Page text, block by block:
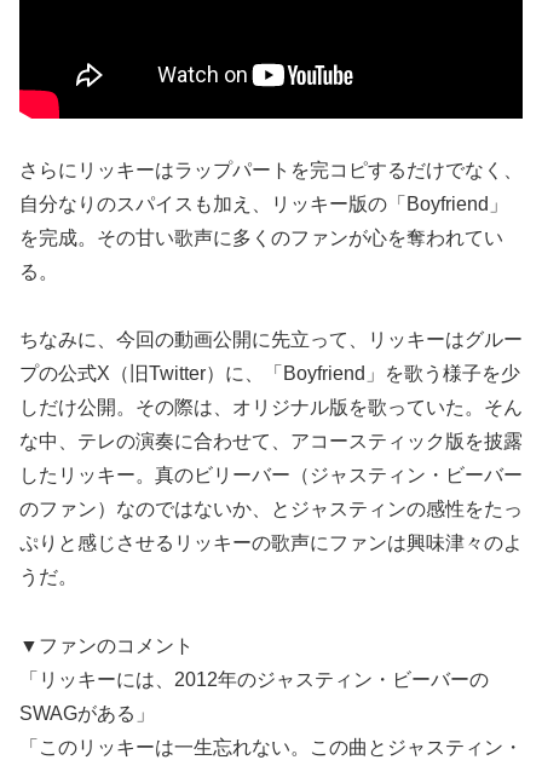
さらにリッキーはラップパートを完コピするだけでなく、
自分なりのスパイスも加え、リッキー版の「Boyfriend」
を完成。その甘い歌声に多くのファンが心を奪われてい
る。
ちなみに、今回の動画公開に先立って、リッキーはグルー
プの公式X（旧Twitter）に、「Boyfriend」を歌う様子を少
しだけ公開。その際は、オリジナル版を歌っていた。そん
な中、テレの演奏に合わせて、アコースティック版を披露
したリッキー。真のビリーバー（ジャスティン・ビーバー
のファン）なのではないか、とジャスティンの感性をたっ
ぷりと感じさせるリッキーの歌声にファンは興味津々のよ
うだ。
▼ファンのコメント
「リッキーには、2012年のジャスティン・ビーバーの
SWAGがある」
「このリッキーは一生忘れない。この曲とジャスティン・